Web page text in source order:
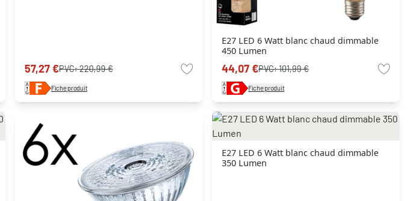
57,27 €PVC:220,99 €
Fiche produit
E27 LED 6 Watt blanc chaud dimmable
450 Lumen
44,07 €PVC:101,99 €
Fiche produit
E27 LED 6 Watt blanc chaud dimmable
350 Lumen